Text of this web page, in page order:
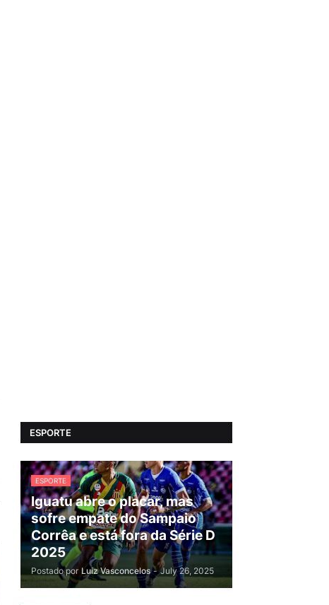
ESPORTE
ESPORTE
Iguatu abre o placar, mas
sofre empate do Sampaio
Corrêa e está fora da Série D
2025
Postado por Luiz Vasconcelos - July 26, 2025